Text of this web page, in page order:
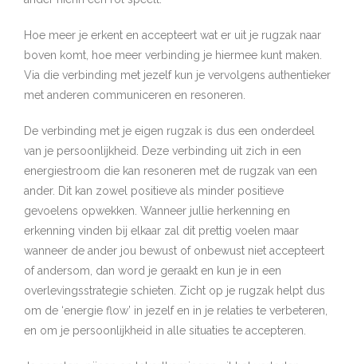
Hoe meer je erkent en accepteert wat er uit je rugzak naar
boven komt, hoe meer verbinding je hiermee kunt maken.
Via die verbinding met jezelf kun je vervolgens authentieker
met anderen communiceren en resoneren.
De verbinding met je eigen rugzak is dus een onderdeel
van je persoonlijkheid. Deze verbinding uit zich in een
energiestroom die kan resoneren met de rugzak van een
ander. Dit kan zowel positieve als minder positieve
gevoelens opwekken. Wanneer jullie herkenning en
erkenning vinden bij elkaar zal dit prettig voelen maar
wanneer de ander jou bewust of onbewust niet accepteert
of andersom, dan word je geraakt en kun je in een
overlevingsstrategie schieten. Zicht op je rugzak helpt dus
om de ‘energie flow’ in jezelf en in je relaties te verbeteren,
en om je persoonlijkheid in alle situaties te accepteren.